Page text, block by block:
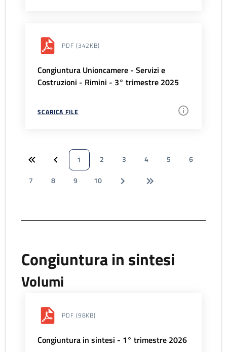
PDF (342KB)
Congiuntura Unioncamere - Servizi e
Costruzioni - Rimini - 3° trimestre 2025
SCARICA FILE
1 2 3 4 5
6
7
8 9 10
Congiuntura in sintesi
Volumi
PDF (98KB)
Congiuntura in sintesi - 1° trimestre 2026